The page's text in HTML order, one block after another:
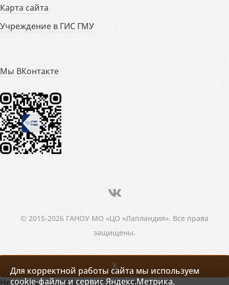
Карта сайта
Учреждение в ГИС ГМУ
Мы ВКонтакте
© 2015-2026 ГАНОУ МО «ЦО «Лапландия». Все права
защищены.
Для корректной работы сайта мы используем
cookie-файлы и сервис Яндекс.Метрика.
X
Не нашли то, что искали? Напишите нам!